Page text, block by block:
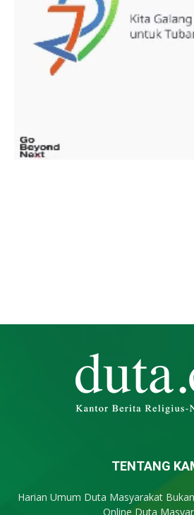
TENTANG
Harian Umum Duta Masyarakat
Online Duta